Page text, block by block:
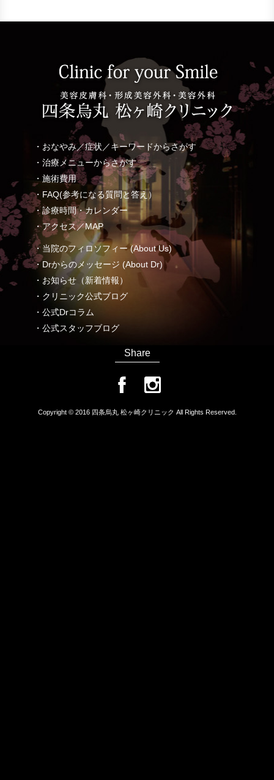
・おなやみ／症状／キーワードからさがす
・治療メニューからさがす
・施術費用
・FAQ(参考になる質問と答え）
・診療時間・カレンダー
・アクセス／MAP
・当院のフィロソフィー (About Us)
・Drからのメッセージ (About Dr)
・お知らせ（新着情報）
・クリニック公式ブログ
・公式Drコラム
・公式スタッフブログ
Share
Copyright © 2016 四条烏丸 松ヶ崎クリニック All Rights Reserved.